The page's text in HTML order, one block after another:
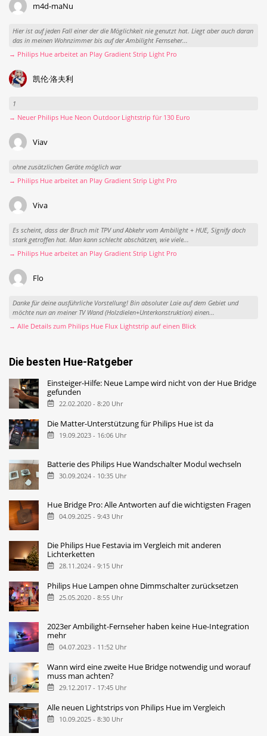
m4d-maNu
Hier ist auf jeden Fall einer der die Möglichkeit nie genutzt hat. Liegt aber auch daran
das in meinen Wohnzimmer bis auf der Ambilight Fernseher...
→ Philips Hue arbeitet an Play Gradient Strip Light Pro
凯伦·洛夫利
1
→ Neuer Philips Hue Neon Outdoor Lightstrip für 130 Euro
Viav
ohne zusätzlichen Geräte möglich war
→ Philips Hue arbeitet an Play Gradient Strip Light Pro
Viva
Es scheint, dass der Bruch mit TPV und Abkehr vom Ambilight + HUE, Signify doch
stark getroffen hat. Man kann schlecht abschätzen, wie viele...
→ Philips Hue arbeitet an Play Gradient Strip Light Pro
Flo
Danke für deine ausführliche Vorstellung! Bin absoluter Laie auf dem Gebiet und
möchte nun an meiner TV Wand (Holzdielen+Unterkonstruktion) einen...
→ Alle Details zum Philips Hue Flux Lightstrip auf einen Blick
Die besten Hue-Ratgeber
Einsteiger-Hilfe: Neue Lampe wird nicht von der Hue Bridge
gefunden
22.02.2020 - 8:20 Uhr
Die Matter-Unterstützung für Philips Hue ist da
19.09.2023 - 16:06 Uhr
Batterie des Philips Hue Wandschalter Modul wechseln
30.09.2024 - 10:35 Uhr
Hue Bridge Pro: Alle Antworten auf die wichtigsten Fragen
04.09.2025 - 9:43 Uhr
Die Philips Hue Festavia im Vergleich mit anderen
Lichterketten
28.11.2024 - 9:15 Uhr
Philips Hue Lampen ohne Dimmschalter zurücksetzen
25.05.2020 - 8:55 Uhr
2023er Ambilight-Fernseher haben keine Hue-Integration
mehr
04.07.2023 - 11:52 Uhr
Wann wird eine zweite Hue Bridge notwendig und worauf
muss man achten?
29.12.2017 - 17:45 Uhr
Alle neuen Lightstrips von Philips Hue im Vergleich
10.09.2025 - 8:30 Uhr